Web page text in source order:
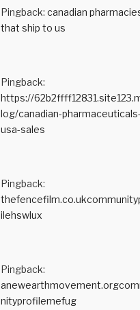
Pingback: canadian
that ship to us
Pingback:
https://
log/canadian-
usa-sales
Pingback:
ilehswlux
Pingback:
nityprofilemefug